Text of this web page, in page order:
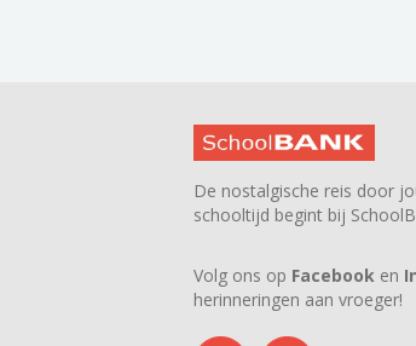
De nostalgische reis door
schooltijd begint bij
Volg ons op Facebook en
herinneringen aan vroeger!